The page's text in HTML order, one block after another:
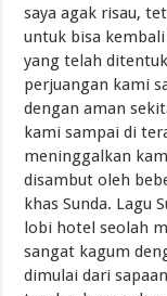
saya agak risau,
untuk bisa
yang telah
perjuangan kami
dengan aman
kami sampai di
meninggalkan
disambut oleh
khas Sunda. Lagu
lobi hotel seolah
sangat kagum
dimulai dari